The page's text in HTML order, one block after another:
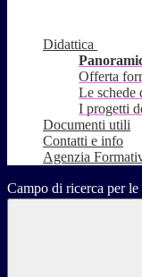
Didattica
Offerta
Le schede
I progetti
Documenti utili
Contatti e info
Agenzia
Campo di ricerca per